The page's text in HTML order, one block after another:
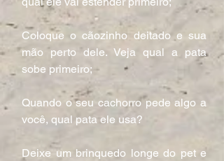
Coloque o cãozinho deitado e sua
mão perto dele. Veja qual a pata
sobe primeiro;
Quando o seu cachorro pede algo a
você, qual pata ele usa?
Deixe um brinquedo longe do pet e